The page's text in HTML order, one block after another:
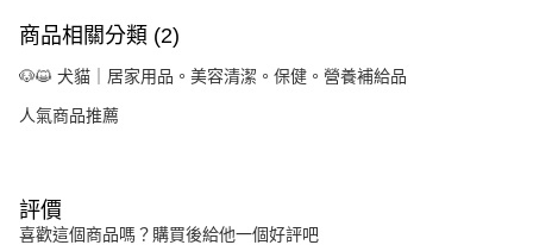
商品相關分類 (2)
🐶😺 犬貓｜居家用品。美容清潔。保健。營養補給品
人氣商品推薦
評價
喜歡這個商品嗎？購買後給他一個好評吧